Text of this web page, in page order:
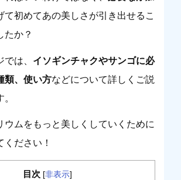
て初めてあの美しさが引き出せるこ
たか？
は、 イソギンチャクやサンゴに必
類、使い方などについて詳しくご説
ウムをもっと美しくしていくために
ださい！
目次 [非表示]